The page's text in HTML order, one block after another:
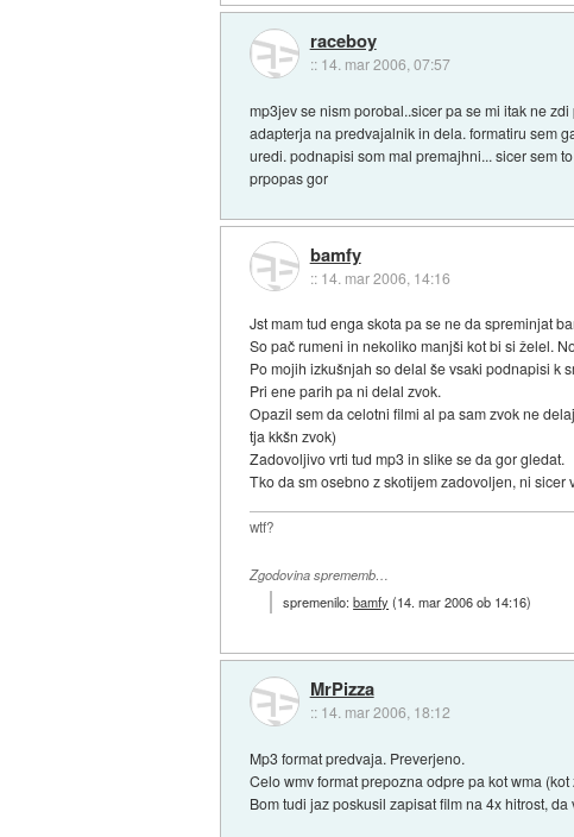
raceboy
:: 14. mar 2006, 07:57
mp3jev se nism porobal..sicer pa se mi itak ne
adapterja na predvajalnik in dela. formatiru sem
uredi. podnapisi som mal premajhni... sicer sem
prpopas gor
bamfy
:: 14. mar 2006, 14:16
Jst mam tud enga skota pa se ne da spreminjat
So pač rumeni in nekoliko manjši kot bi si želel.
Po mojih izkušnjah so delal še vsaki podnapisi k
Pri ene parih pa ni delal zvok.
Opazil sem da celotni filmi al pa sam zvok ne
tja kkšn zvok)
Zadovoljivo vrti tud mp3 in slike se da gor gledat.
Tko da sm osebno z skotijem zadovoljen, ni
wtf?
Zgodovina sprememb…
spremenilo:bamfy (14. mar 2006 ob 14:16)
MrPizza
:: 14. mar 2006, 18:12
Mp3 format predvaja. Preverjeno.
Celo wmv format prepozna odpre pa kot wma (kot
Bom tudi jaz poskusil zapisat film na 4x hitrost,